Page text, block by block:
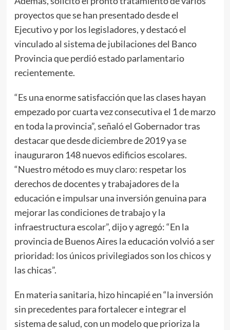
proyectos que se han presentado desde el
Ejecutivo y por los legisladores, y destacó el
vinculado al sistema de jubilaciones del Banco
Provincia que perdió estado parlamentario
recientemente.
“Es una enorme satisfacción que las clases hayan
empezado por cuarta vez consecutiva el 1 de marzo
en toda la provincia”, señaló el Gobernador tras
destacar que desde diciembre de 2019 ya se
inauguraron 148 nuevos edificios escolares.
“Nuestro método es muy claro: respetar los
derechos de docentes y trabajadores de la
educación e impulsar una inversión genuina para
mejorar las condiciones de trabajo y la
infraestructura escolar”, dijo y agregó: “En la
provincia de Buenos Aires la educación volvió a ser
prioridad: los únicos privilegiados son los chicos y
las chicas”.
En materia sanitaria, hizo hincapié en “la inversión
sin precedentes para fortalecer e integrar el
sistema de salud, con un modelo que prioriza la